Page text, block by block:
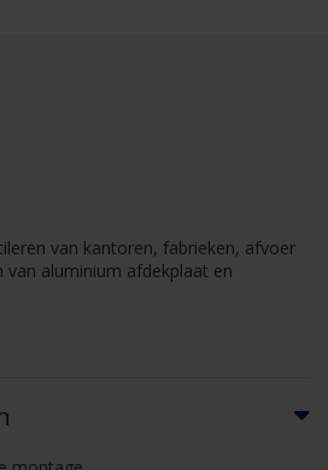
van kantoren, fabrieken, afvoer
van aluminium afdekplaat en